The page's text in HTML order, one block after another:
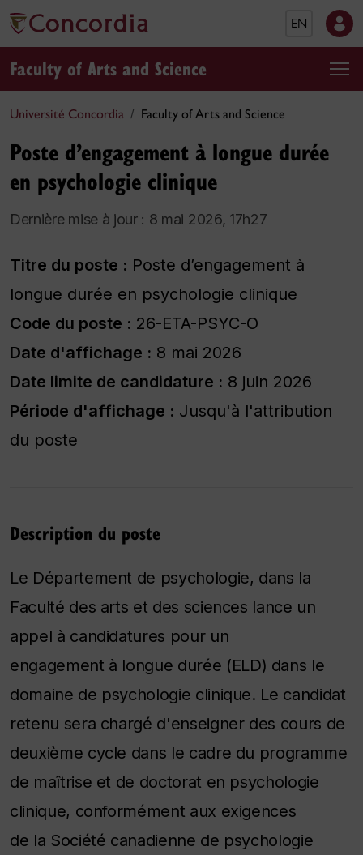
EN
Faculty of Arts and Science
Université Concordia Faculty of Arts and Science
Poste d’engagement à longue durée ​
en psychologie clinique
Dernière mise à jour : 8 mai 2026, 17h27
Titre du poste : Poste d’engagement à
longue durée ​en psychologie clinique
Code du poste : ​​26-ETA-PSYC-O
Date d'affichage : 8 mai 2026
Date limite de candidature : 8 juin 2026
Période d'affichage : Jusqu'à l'attribution
du poste
Description du poste
Le Département de psychologie, dans la
Faculté des arts et des sciences lance un
appel à candidatures pour un
engagement à longue durée (ELD) dans le
domaine de psychologie clinique. Le candidat
retenu sera chargé d'enseigner des cours de
deuxième cycle dans le cadre du programme
de maîtrise et de doctorat en psychologie
clinique, conformément aux exigences
de la Société canadienne de psychologie